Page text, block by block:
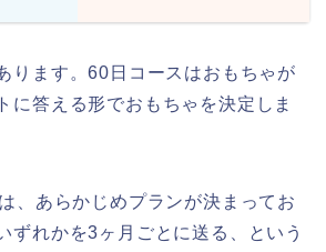
ります。60日コースはおもちゃが
に答える形でおもちゃを決定しま
、あらかじめプランが決まってお
ずれかを3ヶ月ごとに送る、という